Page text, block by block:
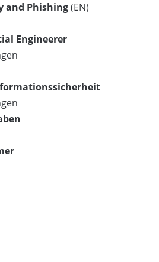
and Phishing(EN)
Engineerer